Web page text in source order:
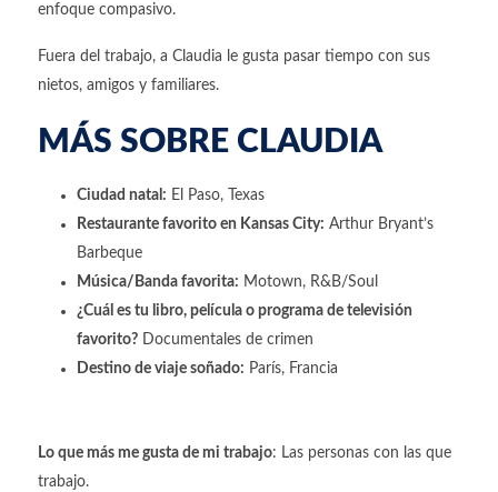
enfoque compasivo.
Fuera del trabajo, a Claudia le gusta pasar tiempo con sus
nietos, amigos y familiares.
MÁS SOBRE CLAUDIA
Ciudad natal: El Paso, Texas
Restaurante favorito en Kansas City: Arthur Bryant’s
Barbeque
Música/Banda favorita: Motown, R&B/Soul
¿Cuál es tu libro, película o programa de televisión
favorito? Documentales de crimen
Destino de viaje soñado: París, Francia
Lo que más me gusta de mi trabajo: Las personas con las que
trabajo.